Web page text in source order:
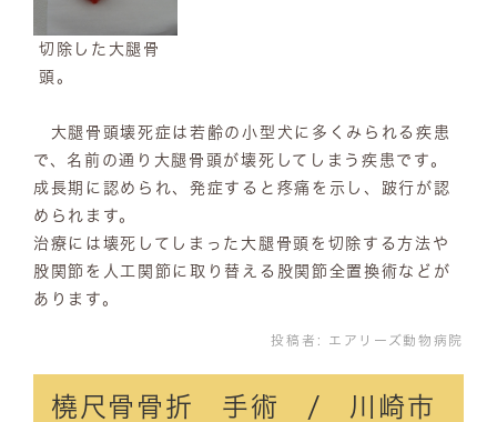
切除した大腿骨
頭。
大腿骨頭壊死症は若齢の小型犬に多くみられる疾患
で、名前の通り大腿骨頭が壊死してしまう疾患です。
成長期に認められ、発症すると疼痛を示し、跛行が認
められます。
治療には壊死してしまった大腿骨頭を切除する方法や
股関節を人工関節に取り替える股関節全置換術などが
あります。
投稿者: エアリーズ動物病院
橈尺骨骨折 手術 / 川崎市